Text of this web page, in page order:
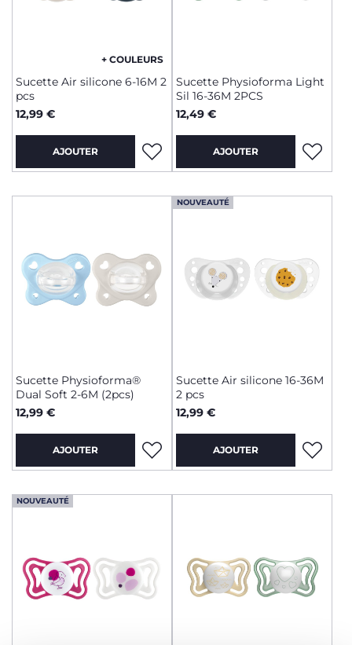
+ COULEURS
Sucette Air silicone 6-16M 2
pcs
12,99 €
AJOUTER
Sucette Physioforma Light
Sil 16-36M 2PCS
12,49 €
AJOUTER
Sucette Physioforma®
Dual Soft 2-6M (2pcs)
12,99 €
AJOUTER
NOUVEAUTÉ
Sucette Air silicone 16-36M
2 pcs
12,99 €
AJOUTER
NOUVEAUTÉ